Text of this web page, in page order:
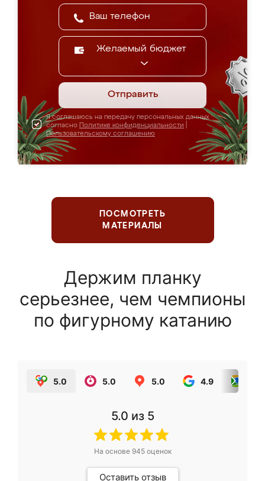
Желаемый бюджет
Отправить
Я соглашаюсь на передачу персональных данных
согласно Политике конфиденциальности
Пользовательскому соглашению
ПОСМОТРЕТЬ
МАТЕРИАЛЫ
Держим планку
серьезнее, чем чемпионы
по фигурному катанию
5.0 5.0 5.0 4.9
5.0 из 5
На основе 945оценок
Оставить отзыв